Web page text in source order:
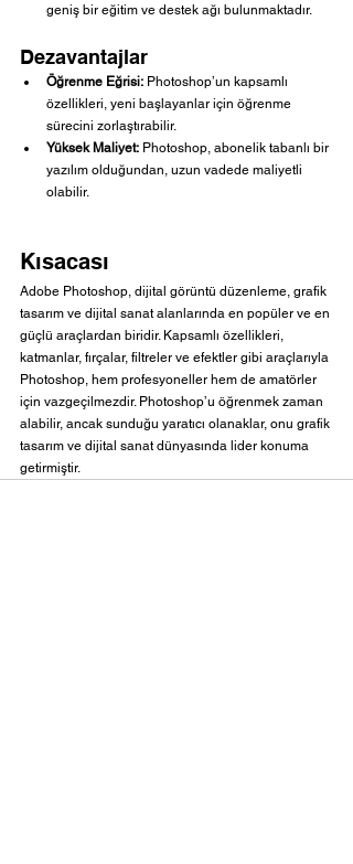
geniş bir eğitim ve destek ağı bulunmaktadır.
Dezavantajlar
Öğrenme Eğrisi: Photoshop’un kapsamlı
özellikleri, yeni başlayanlar için öğrenme
sürecini zorlaştırabilir.
Yüksek Maliyet: Photoshop, abonelik tabanlı bir
yazılım olduğundan, uzun vadede maliyetli
olabilir.
Kısacası
Adobe Photoshop, dijital görüntü düzenleme, grafik
tasarım ve dijital sanat alanlarında en popüler ve en
güçlü araçlardan biridir. Kapsamlı özellikleri,
katmanlar, fırçalar, filtreler ve efektler gibi araçlarıyla
Photoshop, hem profesyoneller hem de amatörler
için vazgeçilmezdir. Photoshop’u öğrenmek zaman
alabilir, ancak sunduğu yaratıcı olanaklar, onu grafik
tasarım ve dijital sanat dünyasında lider konuma
getirmiştir.